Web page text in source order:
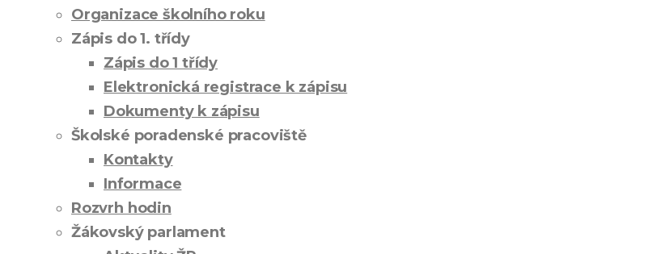
Organizace školního roku
Zápis do 1. třídy
Zápis do 1 třídy
Elektronická registrace k zápisu
Dokumenty k zápisu
Školské poradenské pracoviště
Kontakty
Informace
Rozvrh hodin
Žákovský parlament